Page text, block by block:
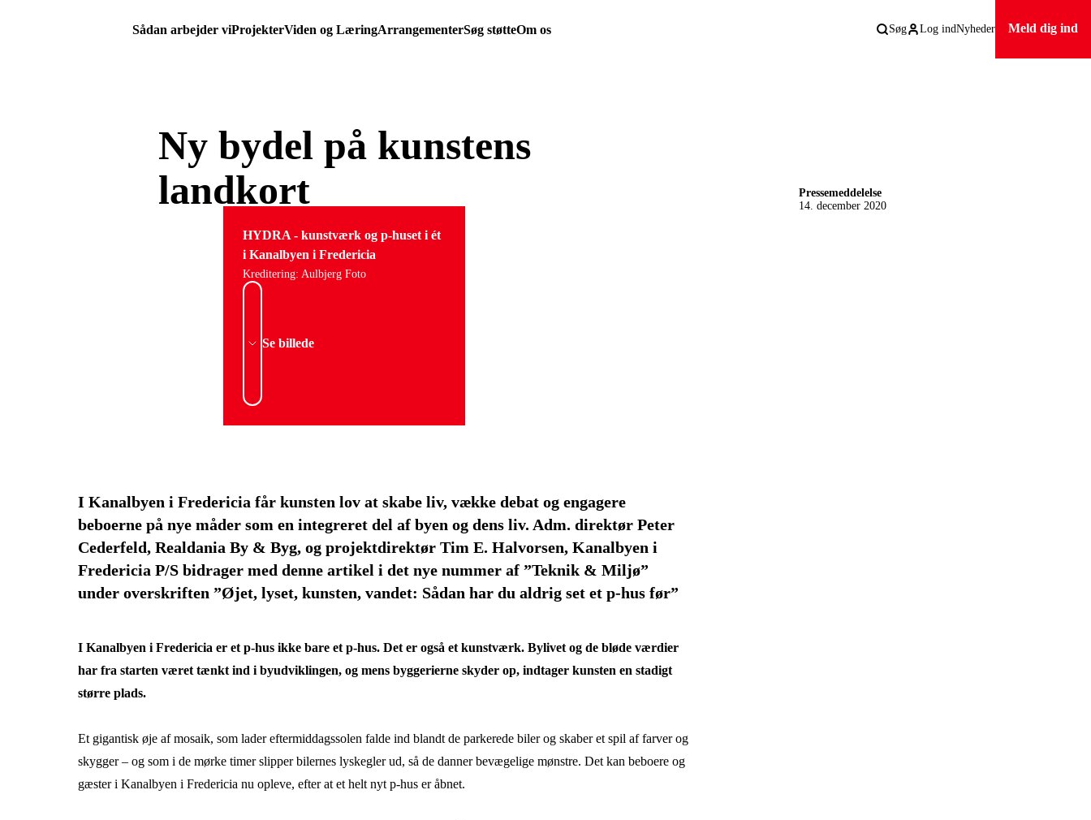
Sådan arbejder viProjekterViden og LæringArrangementerSøg støtteOm os Søg Log indNyheder Meld dig ind
Ny bydel på kunstens
landkort
Pressemeddelelse
14. december 2020
HYDRA - kunstværk og p-huset i ét
i Kanalbyen i Fredericia
Kreditering: Aulbjerg Foto
Se billede
I Kanalbyen i Fredericia får kunsten lov at skabe liv, vække debat og engagere
beboerne på nye måder som en integreret del af byen og dens liv. Adm. direktør Peter
Cederfeld, Realdania By & Byg, og projektdirektør Tim E. Halvorsen, Kanalbyen i
Fredericia P/S bidrager med denne artikel i det nye nummer af ”Teknik & Miljø”
under overskriften ”Øjet, lyset, kunsten, vandet: Sådan har du aldrig set et p-hus før”
I Kanalbyen i Fredericia er et p-hus ikke bare et p-hus. Det er også et kunstværk. Bylivet og de bløde værdier
har fra starten været tænkt ind i byudviklingen, og mens byggerierne skyder op, indtager kunsten en stadigt
større plads.
Et gigantisk øje af mosaik, som lader eftermiddagssolen falde ind blandt de parkerede biler og skaber et spil af farver og
skygger – og som i de mørke timer slipper bilernes lyskegler ud, så de danner bevægelige mønstre. Det kan beboere og
gæster i Kanalbyen i Fredericia nu opleve, efter at et helt nyt p-hus er åbnet.